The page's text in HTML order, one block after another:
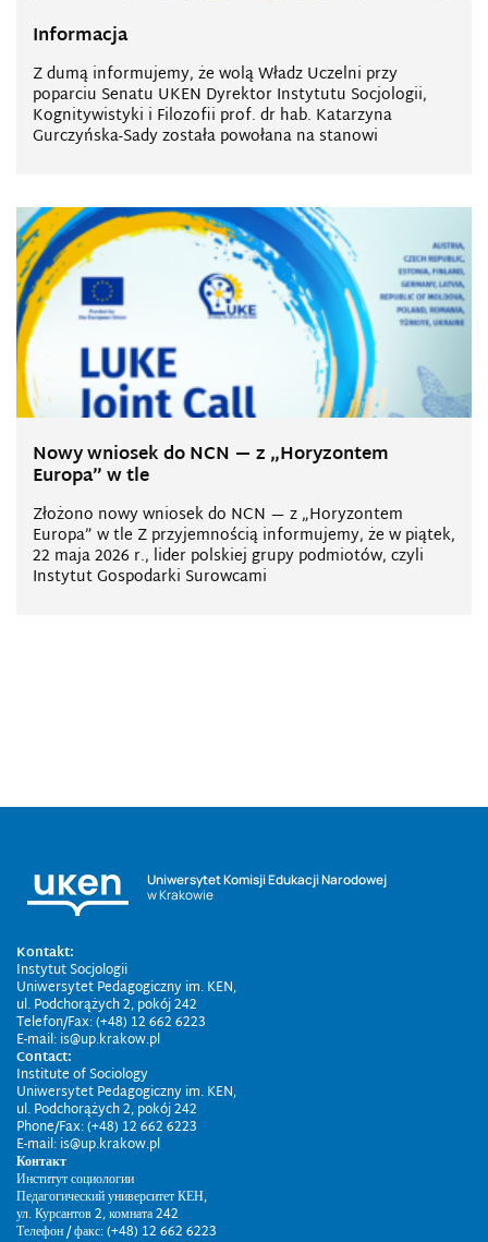
Informacja
Z dumą informujemy, że wolą Władz Uczelni przy
poparciu Senatu UKEN Dyrektor Instytutu Socjologii,
Kognitywistyki i Filozofii prof. dr hab. Katarzyna
Gurczyńska-Sady została powołana na stanowi
Nowy wniosek do NCN — z „Horyzontem
Europa” w tle
Złożono nowy wniosek do NCN — z „Horyzontem
Europa” w tle Z przyjemnością informujemy, że w piątek,
22 maja 2026 r., lider polskiej grupy podmiotów, czyli
Instytut Gospodarki Surowcami
Uniwersytet Komisji Edukacji Narodowej
w Krakowie
Kontakt:
Instytut Socjologii
Uniwersytet Pedagogiczny im. KEN,
ul. Podchorążych 2, pokój 242
Telefon/Fax: (+48) 12 662 6223
E-mail: is@up.krakow.pl
Contact:
Institute of Sociology
Uniwersytet Pedagogiczny im. KEN,
ul. Podchorążych 2, pokój 242
Phone/Fax: (+48) 12 662 6223
E-mail: is@up.krakow.pl
Контакт
Институт социологии
Педагогический университет КЕН,
ул. Курсантов 2, комната 242
Телефон / факс: (+48) 12 662 6223